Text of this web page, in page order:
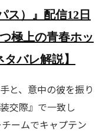
ス）』配信12日
極上の青春ホッ
バレ解説】
と、意中の彼を振り
交際』で一致し
ームでキャプテン